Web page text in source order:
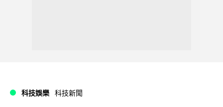
科技娛樂 科技新聞